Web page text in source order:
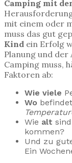
Camping mit
mit einem oder
muss das gut
Kind ein Erfolg
Planung und der
Camping muss,
Faktoren ab:
Wie viele
Wo
Wie alt
kommen?
Und zu
Ein